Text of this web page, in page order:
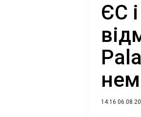
ЄС
14:16